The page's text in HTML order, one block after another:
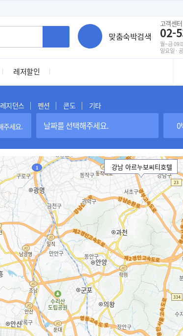
맞춤숙박검색
고객센터
02-
월~금
일요일 ·
레저할인
레지던스 펜션 콘도 기타
날짜를 선택해주세요. 0
강남 아르누보씨티호텔